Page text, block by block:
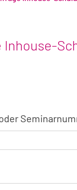
Inhouse-